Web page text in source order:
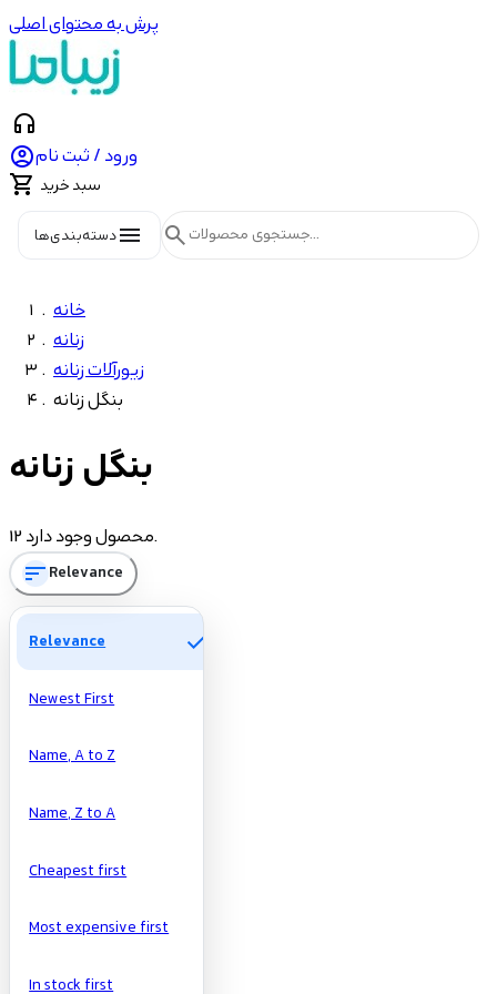
پرش به محتوای اصلی
headphones
ورود / ثبت نام
 سبد خرید
menuدسته‌بندی‌ها search
خانه
زنانه
زیورآلات زنانه
بنگل زنانه
تومان
تومان
Manufacturers
بنگل زنانه
12 محصول وجود دارد.
sortRelevance
Relevance check
Newest First
Name, A to Z
Name, Z to A
Cheapest first
Most expensive first
In stock first